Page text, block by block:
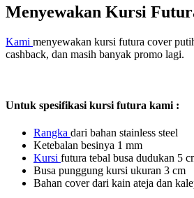
Menyewakan Kursi
Kami menyewakan kursi futura cover
cashback, dan masih banyak promo lagi.
Untuk spesifikasi kursi futura kami :
Rangka dari bahan stainless steel
Ketebalan besinya 1 mm
Kursi futura tebal busa dudukan 5
Busa punggung kursi ukuran 3 cm
Bahan cover dari kain ateja dan